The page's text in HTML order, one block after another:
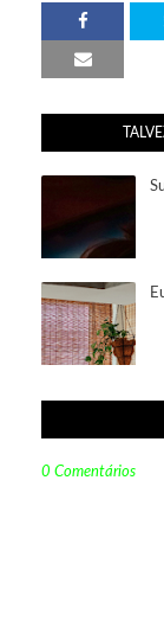
0 Comentários